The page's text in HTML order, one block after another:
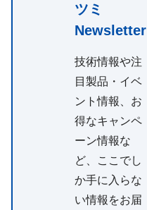
ツミ
Newsletter
技術情報や注
目製品・イベ
ント情報、お
得なキャンペ
ーン情報な
ど、ここでし
か手に入らな
い情報をお届